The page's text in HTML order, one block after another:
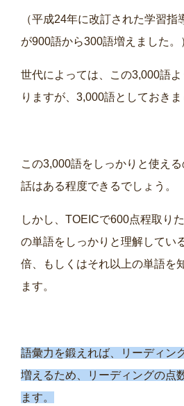
（平成24年に改訂された学習
が900語から300語増えました。
世代によっては、この3,000語
りますが、3,000語としておきま
この3,000語をしっかりと使え
話はある程度できるでしょう。
しかし、TOEICで600点程取り
の単語をしっかりと理解してい
倍、もしくはそれ以上の単語を
ます。
語彙力を鍛えれば、リーディン
増えるため、リーディングの点
ます。